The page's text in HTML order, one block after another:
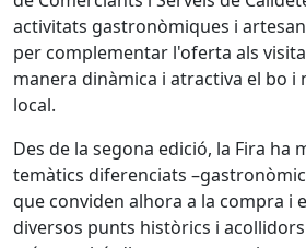
activitats gastronòmiques i
per complementar l'oferta als
manera dinàmica i atractiva el bo i
local.
Des de la segona edició, la Fira ha
temàtics diferenciats
que conviden alhora a la compra i
diversos punts històrics i